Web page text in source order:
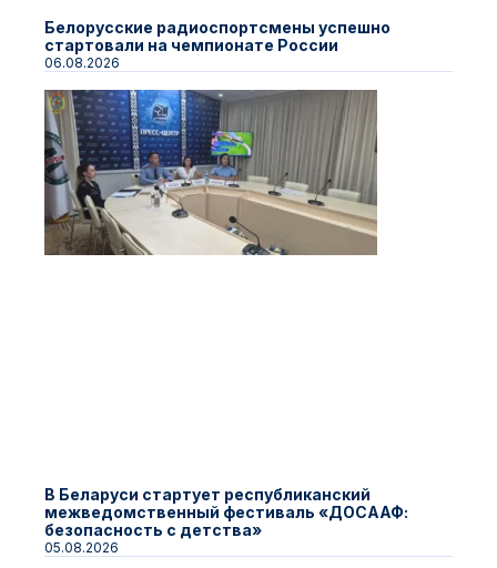
Белорусские радиоспортсмены успешно
стартовали на чемпионате России
06.08.2026
В Беларуси стартует республиканский
межведомственный фестиваль «ДОСААФ:
безопасность с детства»
05.08.2026